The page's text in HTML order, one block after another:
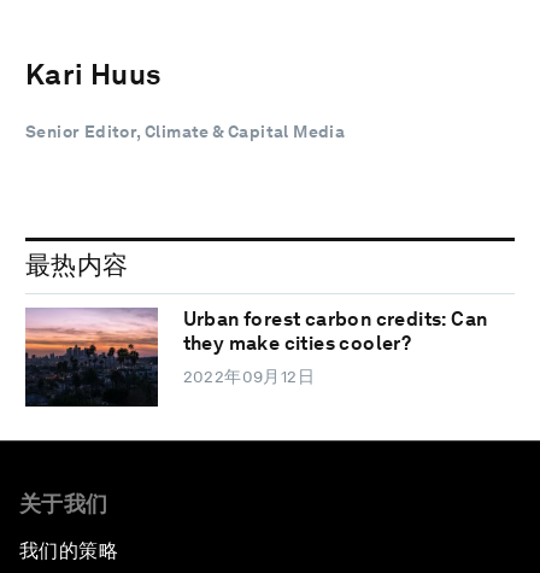
Kari Huus
Senior Editor, Climate & Capital Media
最热内容
Urban forest carbon credits: Can
they make cities cooler?
2022年09月12日
关于我们
我们的策略